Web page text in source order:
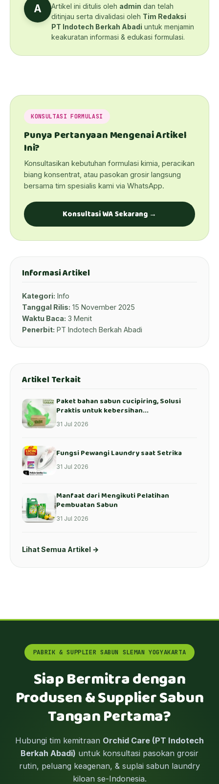
A Artikel ini ditulis oleh admin dan telah
ditinjau serta divalidasi oleh Tim Redaksi
PT Indotech Berkah Abadi untuk menjamin
keakuratan informasi & edukasi formulasi.
KONSULTASI FORMULASI
Punya Pertanyaan Mengenai Artikel
Ini?
Konsultasikan kebutuhan formulasi kimia, peracikan
biang konsentrat, atau pasokan grosir langsung
bersama tim spesialis kami via WhatsApp.
Konsultasi WA Sekarang →
Informasi Artikel
Kategori: Info
Tanggal Rilis: 15 November 2025
Waktu Baca: 3 Menit
Penerbit: PT Indotech Berkah Abadi
Artikel Terkait
Paket bahan sabun cucipiring, Solusi
Praktis untuk kebersihan...
31 Jul 2026
Fungsi Pewangi Laundry saat Setrika
31 Jul 2026
Manfaat dari Mengikuti Pelatihan
Pembuatan Sabun
31 Jul 2026
Lihat Semua Artikel →
PABRIK & SUPPLIER SABUN SLEMAN YOGYAKARTA
Siap Bermitra dengan
Produsen & Supplier Sabun
Tangan Pertama?
Hubungi tim kemitraan Orchid Care (PT Indotech
Berkah Abadi) untuk konsultasi pasokan grosir
rutin, peluang keagenan, & suplai sabun laundry
kiloan se-Indonesia.